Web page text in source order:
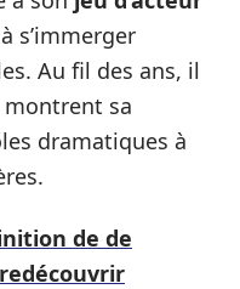
s’immerger
Au fil des ans, il
sa
dramatiques à
de de